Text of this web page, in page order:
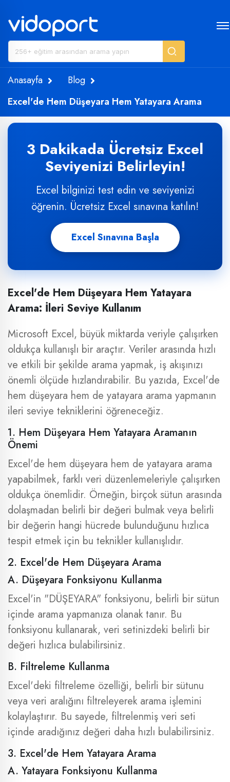
Anasayfa
Blog
Excel'de Hem Düşeyara Hem Yatayara Arama
3 Dakikada Ücretsiz Excel
Seviyenizi Belirleyin!
Excel bilginizi test edin ve seviyenizi
öğrenin. Ücretsiz Excel sınavına katılın!
Excel Sınavına Başla
Excel'de Hem Düşeyara Hem Yatayara
Arama: İleri Seviye Kullanım
Microsoft Excel, büyük miktarda veriyle çalışırken
oldukça kullanışlı bir araçtır. Veriler arasında hızlı
ve etkili bir şekilde arama yapmak, iş akışınızı
önemli ölçüde hızlandırabilir. Bu yazıda, Excel'de
hem düşeyara hem de yatayara arama yapmanın
ileri seviye tekniklerini öğreneceğiz.
1. Hem Düşeyara Hem Yatayara Aramanın
Önemi
Excel'de hem düşeyara hem de yatayara arama
yapabilmek, farklı veri düzenlemeleriyle çalışırken
oldukça önemlidir. Örneğin, birçok sütun arasında
dolaşmadan belirli bir değeri bulmak veya belirli
bir değerin hangi hücrede bulunduğunu hızlıca
tespit etmek için bu teknikler kullanışlıdır.
2. Excel'de Hem Düşeyara Arama
A. Düşeyara Fonksiyonu Kullanma
Excel'in "DÜŞEYARA" fonksiyonu, belirli bir sütun
içinde arama yapmanıza olanak tanır. Bu
fonksiyonu kullanarak, veri setinizdeki belirli bir
değeri hızlıca bulabilirsiniz.
B. Filtreleme Kullanma
Excel'deki filtreleme özelliği, belirli bir sütunu
veya veri aralığını filtreleyerek arama işlemini
kolaylaştırır. Bu sayede, filtrelenmiş veri seti
içinde aradığınız değeri daha hızlı bulabilirsiniz.
3. Excel'de Hem Yatayara Arama
A. Yatayara Fonksiyonu Kullanma